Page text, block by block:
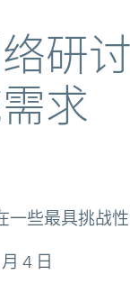
研
求
一些最具挑战
4 日